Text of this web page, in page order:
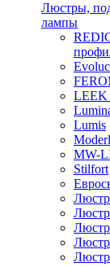
Люстры,
лампы
LEEK
Lumis
MW-
Stilfort